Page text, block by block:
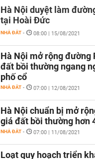
Hà Nội duyệt làm
tại Hoài Đức
NHÀ ĐẤT - 08:00 | 15/08/2021
Hà Nội mở rộng đường
đất bồi thường ngang
phố cổ
NHÀ ĐẤT - 07:00 | 12/08/2021
Hà Nội chuẩn bị mở
giá đất bồi thường hơn
NHÀ ĐẤT - 07:00 | 11/08/2021
Loạt quy hoạch triển